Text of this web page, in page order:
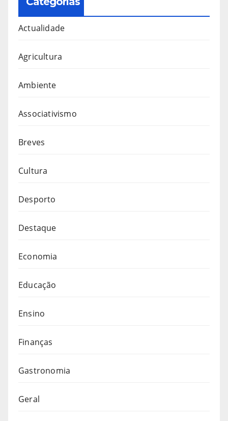
Actualidade
Agricultura
Ambiente
Associativismo
Breves
Cultura
Desporto
Destaque
Economia
Educação
Ensino
Finanças
Gastronomia
Geral